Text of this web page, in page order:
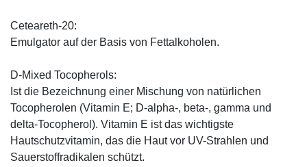
Ceteareth-20:
Emulgator auf der Basis von Fettalkoholen.
D-Mixed Tocopherols:
Ist die Bezeichnung einer Mischung von natürlichen
Tocopherolen (Vitamin E; D-alpha-, beta-, gamma und
delta-Tocopherol). Vitamin E ist das wichtigste
Hautschutzvitamin, das die Haut vor UV-Strahlen und
Sauerstoffradikalen schützt.